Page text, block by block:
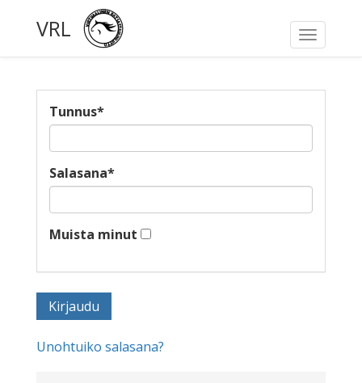
Toggle
VRL
Tunnus*
Salasana*
Muista minut
Unohtuiko salasana?